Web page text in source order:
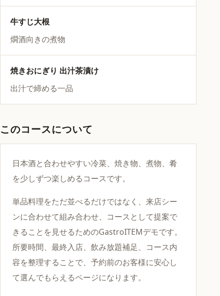
牛すじ大根
燗酒向きの煮物
焼きおにぎり 出汁茶漬け
出汁で締める一品
このコースについて
日本酒と合わせやすい冷菜、焼き物、煮物、肴
を少しずつ楽しめるコースです。
単品料理をただ並べるだけではなく、来店シー
ンに合わせて組み合わせ、コースとして提案で
きることを見せるためのGastroITEMデモです。
所要時間、最終入店、飲み放題補足、コース内
容を整理することで、予約前のお客様に安心し
て選んでもらえるページになります。